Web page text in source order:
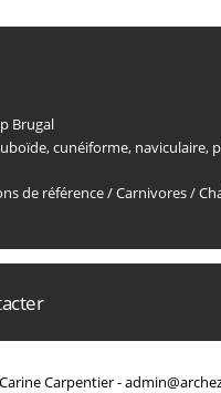
Brugal
,cunéiforme, naviculaire,
de référence/Carnivores/
Carpentier -